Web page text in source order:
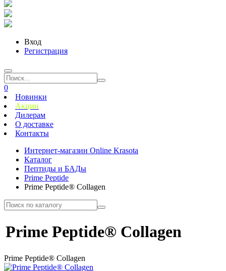
Вход
Регистрация
0
Новинки
Акции
Дилерам
О доставке
Контакты
Интернет-магазин Online Krasota
Каталог
Пептиды и БАДы
Prime Peptide
Prime Peptide® Collagen
Prime Peptide® Collagen
Prime Peptide® Collagen